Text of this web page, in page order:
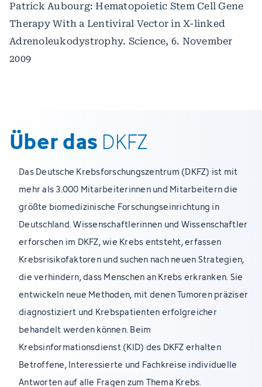
Patrick Aubourg: Hematopoietic Stem Cell Gene
Therapy With a Lentiviral Vector in X-linked
Adrenoleukodystrophy. Science, 6. November
2009
Über das DKFZ
Das Deutsche Krebsforschungszentrum (DKFZ) ist mit
mehr als 3.000 Mitarbeiterinnen und Mitarbeitern die
größte biomedizinische Forschungseinrichtung in
Deutschland. Wissenschaftlerinnen und Wissenschaftler
erforschen im DKFZ, wie Krebs entsteht, erfassen
Krebsrisikofaktoren und suchen nach neuen Strategien,
die verhindern, dass Menschen an Krebs erkranken. Sie
entwickeln neue Methoden, mit denen Tumoren präziser
diagnostiziert und Krebspatienten erfolgreicher
behandelt werden können. Beim
Krebsinformationsdienst (KID) des DKFZ erhalten
Betroffene, Interessierte und Fachkreise individuelle
Antworten auf alle Fragen zum Thema Krebs.